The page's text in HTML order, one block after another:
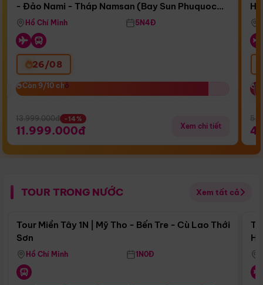
Bay Sun Phuquoc Airways
- Đảo Nami - Tháp Namsan (Bay Sun Phuquoc
Airways)
Hồ Chí Minh 5N4Đ
26/08
Còn 9/10 chỗ
Còn 9/10 chỗ
13.999.000đ -14%
11.999.000đ Xem chi tiết
TOUR TRONG NƯỚC Xem tất cả
Điểm nổi bật
Tour Miền Tây 1N | Mỹ Tho - Bến Tre - Cù Lao Thới
Sơn
Hồ Chí Minh 1N0Đ